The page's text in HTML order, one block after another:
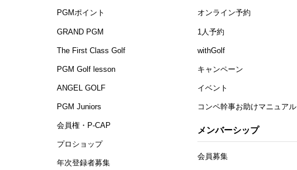
PGMポイント
GRAND PGM
The First Class Golf
PGM Golf lesson
ANGEL GOLF
PGM Juniors
会員権・P-CAP
プロショップ
年次登録者募集
オンライン予約
1人予約
withGolf
キャンペーン
イベント
コンペ幹事お助けマニュアル
メンバーシップ
会員募集